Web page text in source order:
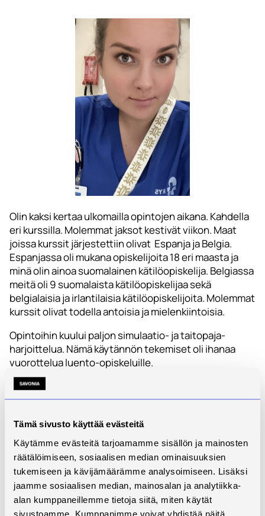
Tämä sivusto käyttää evästeitä
Käytämme evästeitä tarjoamamme sisällön ja mainosten
räätälöimiseen, sosiaalisen median ominaisuuksien
tukemiseen ja kävijämäärämme analysoimiseen. Lisäksi
jaamme sosiaalisen median, mainosalan ja analytiikka-
alan kumppaneillemme tietoja siitä, miten käytät
sivustoamme. Kumppanimme voivat yhdistää näitä
Olin kaksi kertaa ulkomailla opintojen aikana. Kahdella
eri kurssilla. Molemmat jaksot kestivät viikon. Maat
joissa kurssit järjestettiin olivat Espanja ja Belgia.
Espanjassa oli mukana opiskelijoita 18 eri maasta ja
minä olin ainoa suomalainen kätilöopiskelija. Belgiassa
meitä oli 9 suomalaista kätilöopiskelijaa sekä
belgialaisia ja irlantilaisia kätilöopiskelijoita. Molemmat
kurssit olivat todella antoisia ja mielenkiintoisia.
Opintoihin kuului paljon simulaatio- ja taitopaja-
harjoittelua. Nämä käytännön tekemiset oli ihanaa
vuorottelua luento-opiskeluille.
Kätilövaiheessa työharjoitteluita oli yhteensä 40vko,
jotka koin todella merkittäviksi oman ammatillisen
kasvun kannalta.
Mikä oli suurin haasteesi opintojen aikana ja
miten selätit sen?
Opiskelu lasten kanssa oli välillä haastavaa ja raskasta.
Myös tasapainottelu kodin ja opiskelun välillä toi omia
haasteita. Lasten kanssa opiskelussa on hyvä puoli
se, että kun on se hetki aikaa tehdä jotain
kouluhommia, se on silloin käytettävä ja tehtäviä